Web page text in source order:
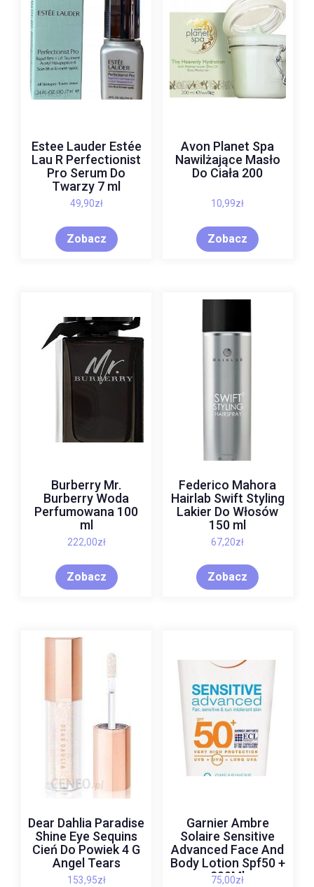
Estee Lauder Estée
Lau R Perfectionist
Pro Serum Do
Twarzy 7 ml
49,90zł
Zobacz
Avon Planet Spa
Nawilżające Masło
Do Ciała 200
10,99zł
Zobacz
Burberry Mr.
Burberry Woda
Perfumowana 100
ml
222,00zł
Zobacz
Federico Mahora
Hairlab Swift Styling
Lakier Do Włosów
150 ml
67,20zł
Zobacz
Dear Dahlia Paradise
Shine Eye Sequins
Cień Do Powiek 4 G
Angel Tears
153,95zł
Garnier Ambre
Solaire Sensitive
Advanced Face And
Body Lotion Spf50 +
200Ml
75,00zł